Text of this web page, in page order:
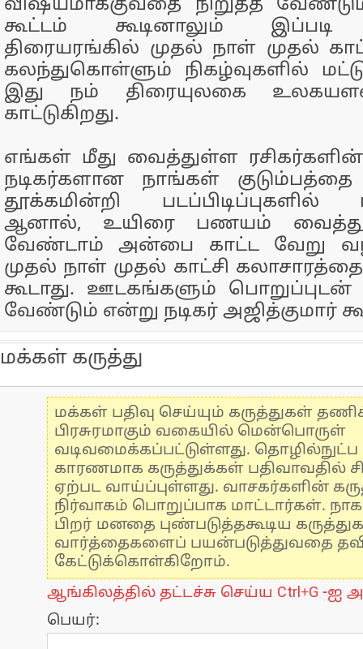
விஷயமாக்குவதை நிறுத்த
கூட்டம் கூடினாலும் இப்படி
திரையரங்கில் முதல் நாள் முதல்
கலந்துகொள்ளும் நிகழ்வுகளில்
இது நம் திரையுலகை
காட்டுகிறது.
எங்கள் மீது வைத்துள்ள
நடிகர்களான நாங்கள் குடும்பத்தை
தூக்கமின்றி படப்பிடிப்புகளில்
ஆனால், உயிரை பணயம்
வேண்டாம் அன்பை காட்ட வேறு
முதல் நாள் முதல் காட்சி
கூடாது. ஊடகங்களும்
வேண்டும் என்று நடிகர் அஜித்குமார்
மக்கள் கருத்து
மக்கள் பதிவு செய்யும் கருத்துகள்
பிரசுரமாகும் வகையில் மென்பொருள்
வடிவமைக்கப்பட்டுள்ளது.
காரணமாக கருத்துக்கள் பதிவாவதில்
ஏற்பட வாய்ப்புள்ளது. வாசகர்களின்
நிர்வாகம் பொறுப்பாக மாட்டார்கள்.
பிறர் மனதை புண்படுத்தகூடிய
வார்த்தைகளைப் பயன்படுத்துவதை
கேட்டுக்கொள்கிறோம்.
ஆங்கிலத்தில் தட்டச்சு செய்ய Ctrl+G -ஐ
பெயர்: